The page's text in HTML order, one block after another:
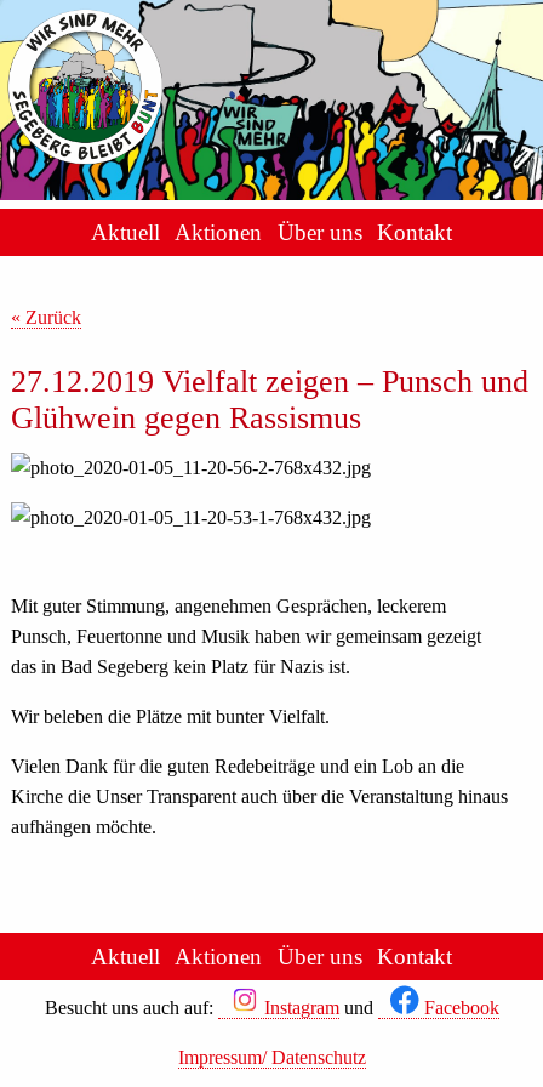
Aktuell Aktionen Über uns Kontakt
« Zurück
27.12.2019 Vielfalt zeigen – Punsch und
Glühwein gegen Rassismus
Mit guter Stimmung, angenehmen Gesprächen, leckerem
Punsch, Feuertonne und Musik haben wir gemeinsam gezeigt
das in Bad Segeberg kein Platz für Nazis ist.
Wir beleben die Plätze mit bunter Vielfalt.
Vielen Dank für die guten Redebeiträge und ein Lob an die
Kirche die Unser Transparent auch über die Veranstaltung hinaus
aufhängen möchte.
Aktuell Aktionen Über uns Kontakt
Besucht uns auch auf: Instagramund Facebook
Impressum/ Datenschutz